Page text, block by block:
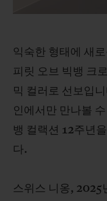
익숙한 형태에 새
피릿 오브 빅뱅 크
믹 컬러로 선보입
인에서만 만나볼
뱅 컬랙션 12주년
다.
스위스 니옹, 2025
휴블로티스타 및 연
무료 배송 & 반품